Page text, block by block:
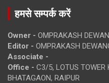
हमसे सम्पर्क करें
Owner - OMPRAKASH
Editor - OMPRAKASH
Associate -
Office - C3/5, LOTUS TOWER
BHATAGAON, RAIPUR